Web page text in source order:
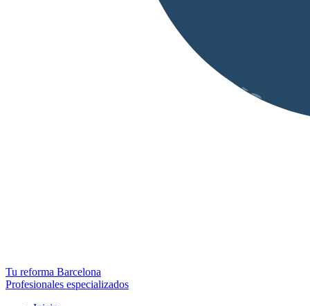
Tu reforma Barcelona
Profesionales especializados